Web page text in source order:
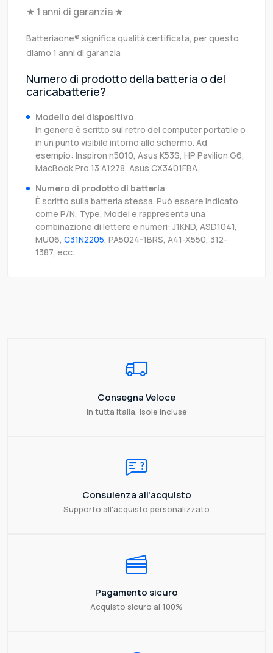
★ 1 anni di garanzia ★
Batteriaone® significa qualità certificata, per questo
diamo 1 anni di garanzia
Numero di prodotto della batteria o del
caricabatterie?
Modello del dispositivo
In genere è scritto sul retro del computer portatile o
in un punto visibile intorno allo schermo. Ad
esempio: Inspiron n5010, Asus K53S, HP Pavilion G6,
MacBook Pro 13 A1278, Asus CX3401FBA.
Numero di prodotto di batteria
È scritto sulla batteria stessa. Può essere indicato
come P/N, Type, Model e rappresenta una
combinazione di lettere e numeri: J1KND, ASD1041,
MU06, C31N2205, PA5024-1BRS, A41-X550, 312-
1387, ecc.
Consegna Veloce
In tutta Italia, isole incluse
Consulenza all'acquisto
Supporto all'acquisto personalizzato
Pagamento sicuro
Acquisto sicuro al 100%